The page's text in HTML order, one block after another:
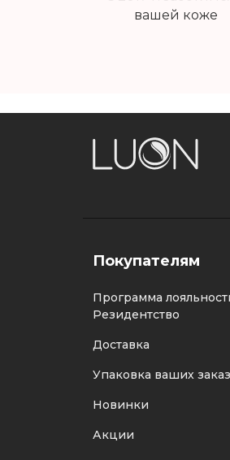
вашей коже
Покупателям
Программа
Резидентство
Доставка
Упаковка ваших
Новинки
Акции